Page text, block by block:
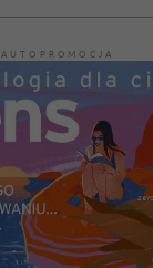
AUTOPROMOCJA